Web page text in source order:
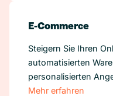
E-Commerce
Steigern Sie Ihren
automatisierten
personalisierten
Mehr erfahren